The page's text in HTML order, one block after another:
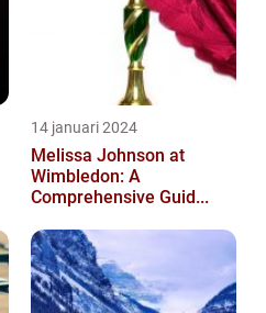
14 januari 2024
Melissa Johnson at
Wimbledon: A
Comprehensive Guid...